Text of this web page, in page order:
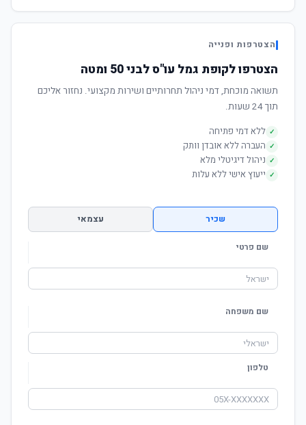
הצטרפות ופנייה
הצטרפו לקופת גמל עו"ס לבני 50 ומטה
תשואה מוכחת, דמי ניהול תחרותיים ושירות מקצועי. נחזור אליכם
תוך 24 שעות.
✓ ללא דמי פתיחה
✓ העברה ללא אובדן וותק
✓ ניהול דיגיטלי מלא
✓ ייעוץ אישי ללא עלות
שכיר עצמאי
שם פרטי
שם משפחה
טלפון